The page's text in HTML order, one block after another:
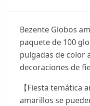
Bezente Globos
paquete de 100
pulgadas de color
decoraciones de
【Fiesta temática
amarillos se